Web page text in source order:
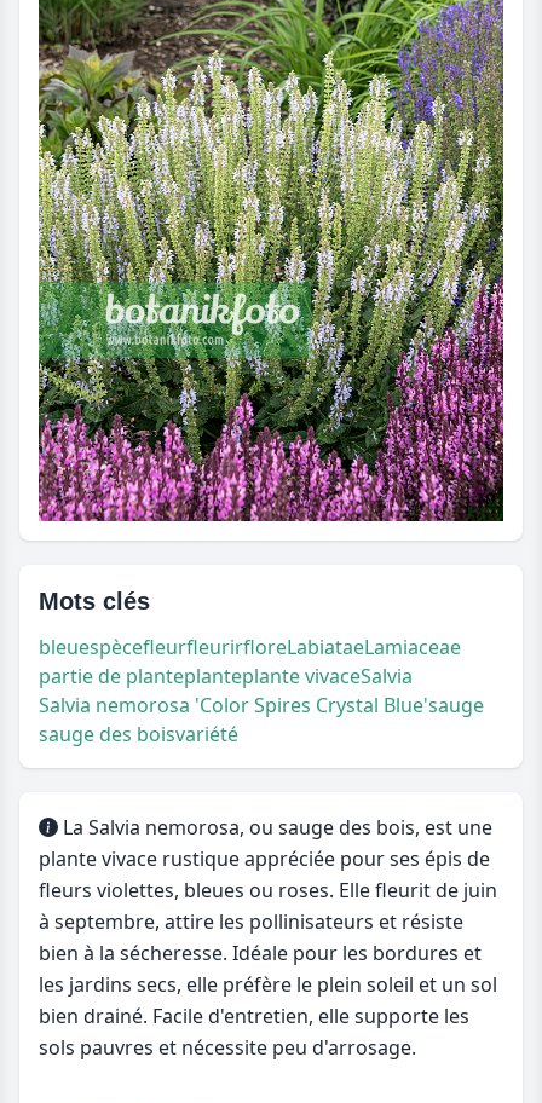
Mots clés
bleuespècefleurfleurirfloreLabiataeLamiaceae
partie de planteplanteplante vivaceSalvia
Salvia nemorosa 'Color Spires Crystal Blue'sauge
sauge des boisvariété
La Salvia nemorosa, ou sauge des bois, est une
plante vivace rustique appréciée pour ses épis de
fleurs violettes, bleues ou roses. Elle fleurit de juin
à septembre, attire les pollinisateurs et résiste
bien à la sécheresse. Idéale pour les bordures et
les jardins secs, elle préfère le plein soleil et un sol
bien drainé. Facile d'entretien, elle supporte les
sols pauvres et nécessite peu d'arrosage.